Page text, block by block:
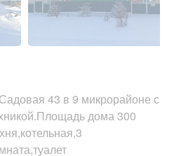
43 в 9 микрорайоне с
дома 300